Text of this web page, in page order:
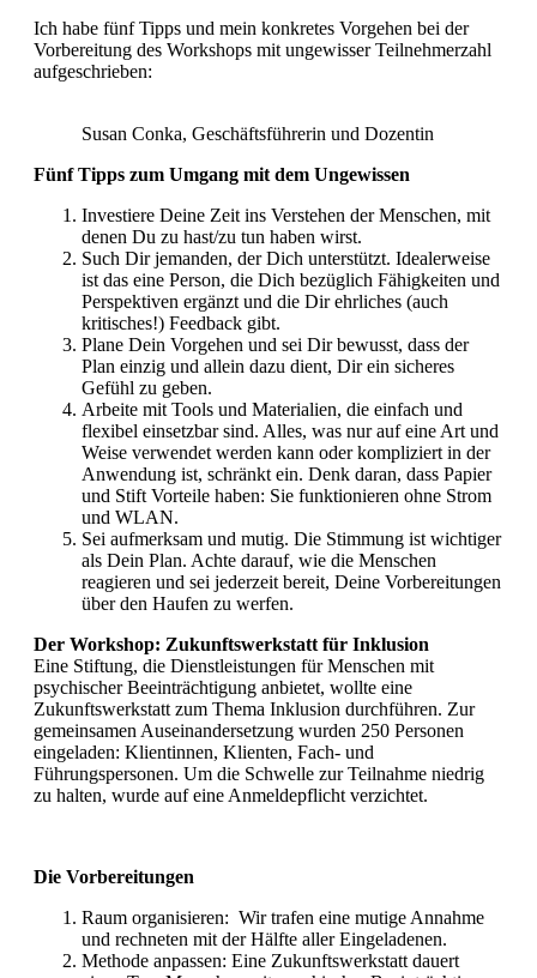
Ich habe fünf Tipps und mein konkretes Vorgehen bei der
Vorbereitung des Workshops mit ungewisser Teilnehmerzahl
aufgeschrieben:
Susan Conka, Geschäftsführerin und Dozentin
Fünf Tipps zum Umgang mit dem Ungewissen
Investiere Deine Zeit ins Verstehen der Menschen, mit
denen Du zu hast/zu tun haben wirst.
Such Dir jemanden, der Dich unterstützt. Idealerweise
ist das eine Person, die Dich bezüglich Fähigkeiten und
Perspektiven ergänzt und die Dir ehrliches (auch
kritisches!) Feedback gibt.
Plane Dein Vorgehen und sei Dir bewusst, dass der
Plan einzig und allein dazu dient, Dir ein sicheres
Gefühl zu geben.
Arbeite mit Tools und Materialien, die einfach und
flexibel einsetzbar sind. Alles, was nur auf eine Art und
Weise verwendet werden kann oder kompliziert in der
Anwendung ist, schränkt ein. Denk daran, dass Papier
und Stift Vorteile haben: Sie funktionieren ohne Strom
und WLAN.
Sei aufmerksam und mutig. Die Stimmung ist wichtiger
als Dein Plan. Achte darauf, wie die Menschen
reagieren und sei jederzeit bereit, Deine Vorbereitungen
über den Haufen zu werfen.
Der Workshop: Zukunftswerkstatt für Inklusion
Eine Stiftung, die Dienstleistungen für Menschen mit
psychischer Beeinträchtigung anbietet, wollte eine
Zukunftswerkstatt zum Thema Inklusion durchführen. Zur
gemeinsamen Auseinandersetzung wurden 250 Personen
eingeladen: Klientinnen, Klienten, Fach- und
Führungspersonen. Um die Schwelle zur Teilnahme niedrig
zu halten, wurde auf eine Anmeldepflicht verzichtet.
Die Vorbereitungen
Raum organisieren: Wir trafen eine mutige Annahme
und rechneten mit der Hälfte aller Eingeladenen.
Methode anpassen: Eine Zukunftswerkstatt dauert